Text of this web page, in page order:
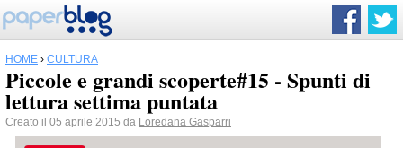
HOME › CULTURA
Piccole e grandi scoperte#15 - Spunti di
lettura settima puntata
Creato il 05 aprile 2015 da Loredana Gasparri